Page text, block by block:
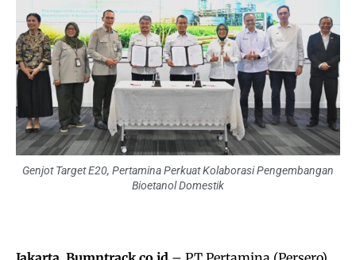
Genjot Target E20, Pertamina Perkuat Kolaborasi Pengembangan
Bioetanol Domestik